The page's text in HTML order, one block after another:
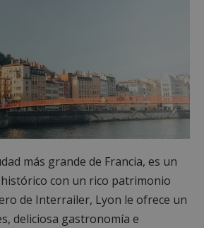
más grande de Francia, es un
con un rico patrimonio
de Interrailer, Lyon le ofrece un
deliciosa gastronomía e